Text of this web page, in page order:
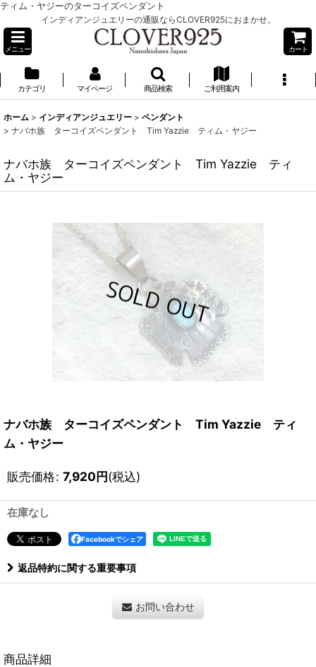
ティム・ヤジーのターコイズペンダント
インディアンジュエリーの通販ならCLOVER925におまかせ。
メニュー カート
カテゴリ マイページ 商品検索 ご利用案内
ホーム > インディアンジュエリー > ペンダント
> ナバホ族 ターコイズペンダント Tim Yazzie ティム・ヤジー
ナバホ族 ターコイズペンダント Tim Yazzie ティ
ム・ヤジー
ナバホ族 ターコイズペンダント Tim Yazzie ティ
ム・ヤジー
販売価格: 7,920円(税込)
在庫なし
Facebookでシェア
返品特約に関する重要事項
お問い合わせ
商品詳細